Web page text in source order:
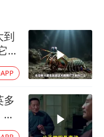
几元成本的AI广告导致千万市值蒸发
序停课
商场现钱学森巨幅海报 负责人回应
“不怕六爷挂得多 就怕六爷挂一颗”
健身 共筑健康中国
到
能
多